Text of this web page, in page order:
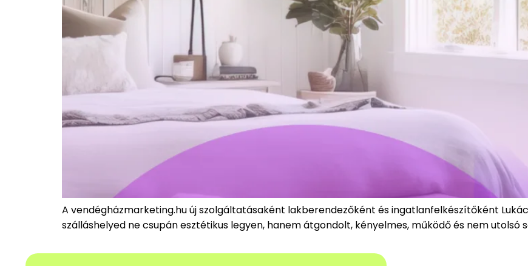
A vendégházmarketing.hu új szolgáltatásaként lakberendezőként és ingatlanfelkészítőként
szálláshelyed ne csupán esztétikus legyen, hanem átgondolt, kényelmes, működő és nem utolsó